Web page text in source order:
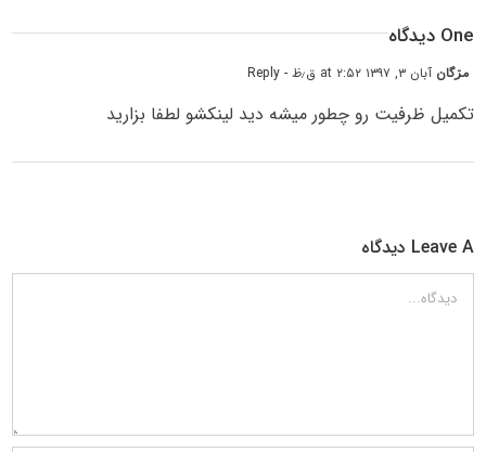
One دیدگاه
مڗگان آبان ۳, ۱۳۹۷ at ۲:۵۲ ق٫ظ - Reply
تکمیل ظرفیت رو چطور میشه دید لینکشو لطفا بزارید
Leave A دیدگاه
دیدگاه